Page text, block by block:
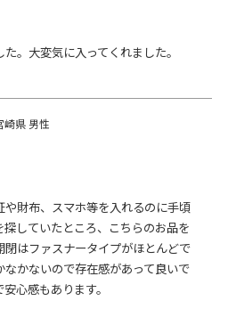
ポン社の登録商標です。
果がありますが、水に濡れた際は必ず拭き
。
、最大幅21.5cm、最小幅10.5cm
、最大幅19.5cm、最小幅8.5cm
ト：高さ7cm、幅13cm
、長さ67.5cm～117.5cm（ハネ、金具含
ルト含む）
はおおよその値となります。
。大変気に入ってくれました。
崎県 男性
財布、スマホ等を入れるのに手頃
していたところ、こちらのお品を
閉はファスナータイプがほとんどで
かないので存在感があって良いで
心感もあります。